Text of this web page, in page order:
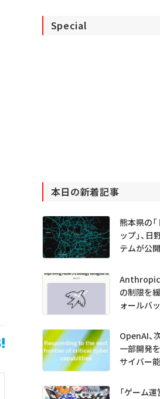
Special
本日の新着記事
熊本県の
ップ」、
テムが公開
Anthropic
の制限を
ォールバ
OpenAI、
一部開発
サイバー
「ゲーム